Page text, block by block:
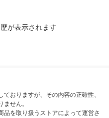
が表示されます
おりますが、その内容の正確性、
せん。
品を取り扱うストアによって運営さ